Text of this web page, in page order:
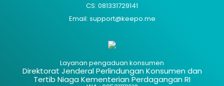
CS: 081331729141
Email: support@keepo.me
Layanan pengaduan konsumen
Direktorat Jenderal Perlindungan Konsumen dan
Tertib Niaga Kementerian Perdagangan RI